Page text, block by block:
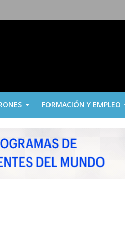
FORMACIÓN Y EMPLEO